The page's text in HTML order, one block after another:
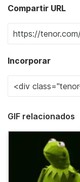
Compartir URL
Incorporar
GIF relacionados